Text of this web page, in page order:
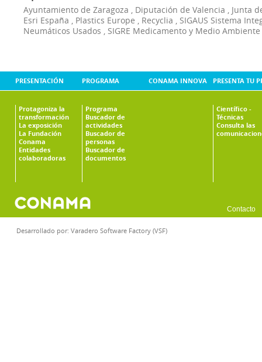
Ayuntamiento de Zaragoza , Diputación de Valencia , Junta
Esri España , Plastics Europe , Recyclia , SIGAUS Sistema
Neumáticos Usados , SIGRE Medicamento y Medio Ambiente
PRESENTACIÓN
Protagoniza la
transformación
La exposición
La Fundación
Conama
Entidades
colaboradoras
PROGRAMA
Programa
Buscador de
actividades
Buscador de
personas
Buscador de
documentos
CONAMA INNOVA PRESENTA TU
Científico -
Técnicas
Consulta las
Contacto
Desarrollado por: Varadero Software Factory (VSF)